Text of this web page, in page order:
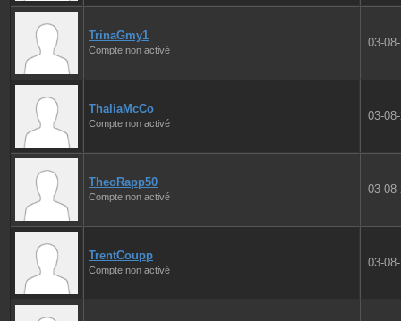
TrinaGmy1
Compte non activé
03-
ThaliaMcCo
Compte non activé
03-
TheoRapp50
Compte non activé
03-
TrentCoupp
Compte non activé
03-